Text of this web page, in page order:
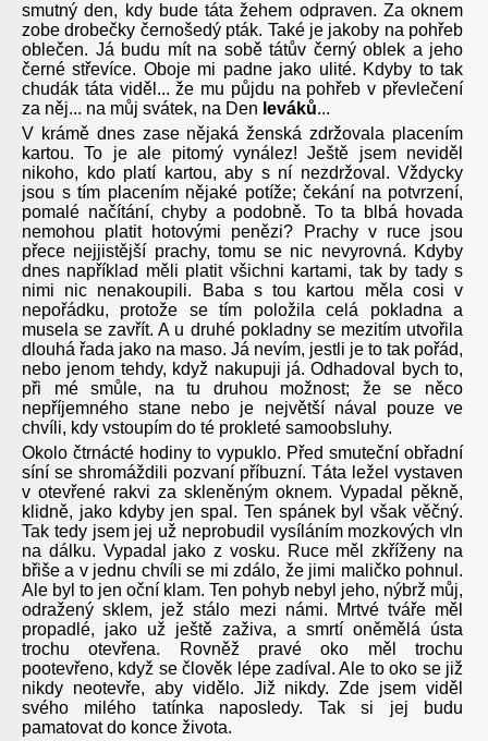
smutný den, kdy bude táta žehem odpraven. Za oknem
zobe drobečky černošedý pták. Také je jakoby na pohřeb
oblečen. Já budu mít na sobě tátův černý oblek a jeho
černé střevíce. Oboje mi padne jako ulité. Kdyby to tak
chudák táta viděl... že mu půjdu na pohřeb v převlečení
za něj... na můj svátek, na Den leváků...
V krámě dnes zase nějaká ženská zdržovala placením
kartou. To je ale pitomý vynález! Ještě jsem neviděl
nikoho, kdo platí kartou, aby s ní nezdržoval. Vždycky
jsou s tím placením nějaké potíže; čekání na potvrzení,
pomalé načítání, chyby a podobně. To ta blbá hovada
nemohou platit hotovými penězi? Prachy v ruce jsou
přece nejjistější prachy, tomu se nic nevyrovná. Kdyby
dnes například měli platit všichni kartami, tak by tady s
nimi nic nenakoupili. Baba s tou kartou měla cosi v
nepořádku, protože se tím položila celá pokladna a
musela se zavřít. A u druhé pokladny se mezitím utvořila
dlouhá řada jako na maso. Já nevím, jestli je to tak pořád,
nebo jenom tehdy, když nakupuji já. Odhadoval bych to,
při mé smůle, na tu druhou možnost; že se něco
nepříjemného stane nebo je největší nával pouze ve
chvíli, kdy vstoupím do té prokleté samoobsluhy.
Okolo čtrnácté hodiny to vypuklo. Před smuteční obřadní
síní se shromáždili pozvaní příbuzní. Táta ležel vystaven
v otevřené rakvi za skleněným oknem. Vypadal pěkně,
klidně, jako kdyby jen spal. Ten spánek byl však věčný.
Tak tedy jsem jej už neprobudil vysíláním mozkových vln
na dálku. Vypadal jako z vosku. Ruce měl zkříženy na
břiše a v jednu chvíli se mi zdálo, že jimi maličko pohnul.
Ale byl to jen oční klam. Ten pohyb nebyl jeho, nýbrž můj,
odražený sklem, jež stálo mezi námi. Mrtvé tváře měl
propadlé, jako už ještě zaživa, a smrtí oněmělá ústa
trochu otevřena. Rovněž pravé oko měl trochu
pootevřeno, když se člověk lépe zadíval. Ale to oko se již
nikdy neotevře, aby vidělo. Již nikdy. Zde jsem viděl
svého milého tatínka naposledy. Tak si jej budu
pamatovat do konce života.